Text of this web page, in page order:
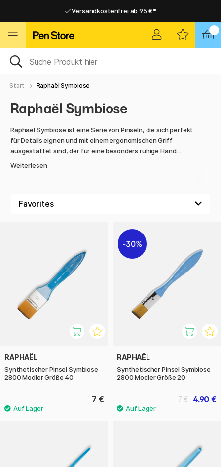
Versandkostenfrei ab 95 €*
Versandkostenfrei ab 95 €*
Start Raphaël Symbiose
Raphaël Symbiose
Raphaël Symbiose ist eine Serie von Pinseln, die sich perfekt
für Details eignen und mit einem ergonomischen Griff
ausgestattet sind, der für eine besonders ruhige Hand
das Malen und macht das Malen über einen längeren
Weiterlesen
RAPHAËL
Synthetischer Pinsel Symbiose
2800 Modler Größe 40
7 €
30%
RAPHAËL
Synthetischer Pinsel Symbiose
2800 Modler Größe 20
4.90 €
7 €